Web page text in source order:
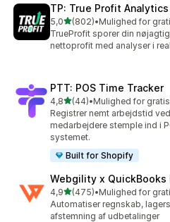
TP: True Profit Analytics
5,0ud af 5 stjerner
(802)
802 anmeldelser i alt
•
TrueProfit sporer din
nettoprofit med analyser i
PTT: POS Time Tracker
4,8ud af 5 stjerner
(44)
44 anmeldelser i alt
•
Registrer nemt arbejdstid
medarbejdere stemple ind i
systemet.
Built for Shopify
Webgility x QuickBooks
4,9ud af 5 stjerner
(475)
475 anmeldelser i alt
•
Automatiser regnskab,
afstemning af udbetalinger